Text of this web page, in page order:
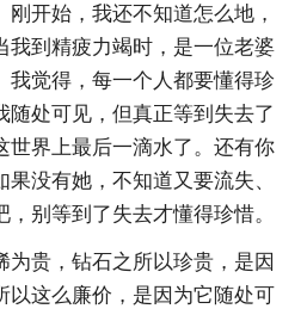
开始，我还不知道怎么地，
我到精疲力竭时，是一位老婆
我觉得，每一个人都要懂得珍
随处可见，但真正等到失去了
世界上最后一滴水了。还有你
没有她，不知道又要流失、
别等到了失去才懂得珍惜。
为贵，钻石之所以珍贵，是因
以这么廉价，是因为它随处可